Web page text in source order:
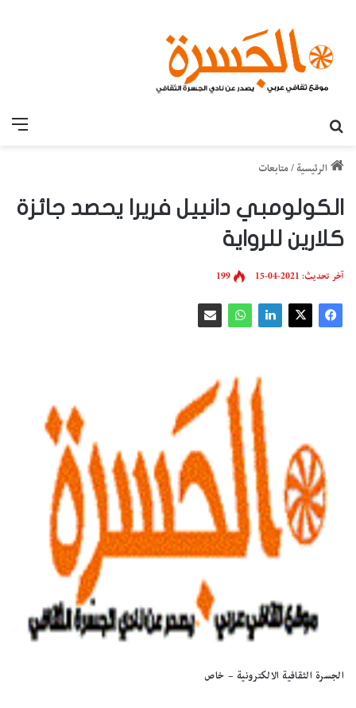
الرئيسية /متابعات
الكولومبي دانييل فريرا يحصد جائزة
كلارين للرواية
آخر تحديث: 2021-04-15 199
الجسرة الثقافية الالكترونية – خاص